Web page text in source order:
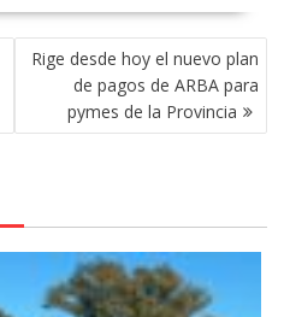
Rige desde hoy el nuevo plan
de pagos de ARBA para
pymes de la Provincia